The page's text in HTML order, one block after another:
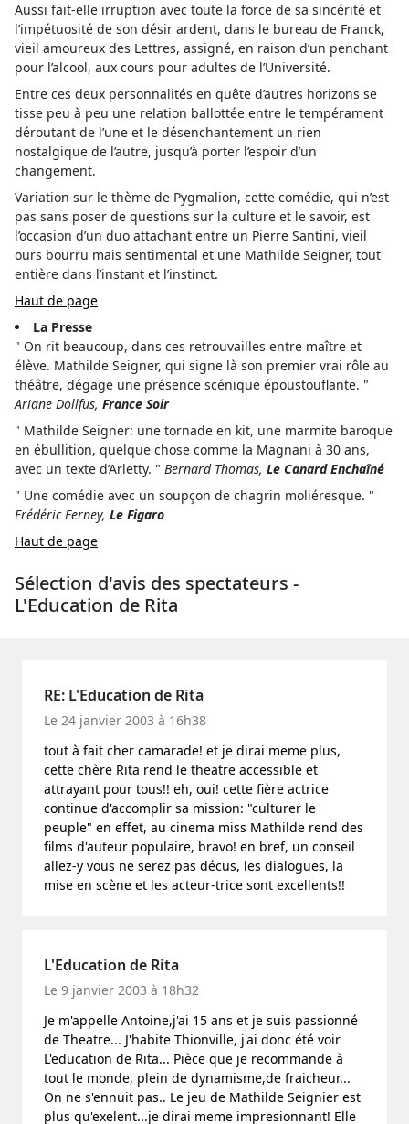
Aussi fait-elle irruption avec toute la force de sa sincérité et
l’impétuosité de son désir ardent, dans le bureau de Franck,
vieil amoureux des Lettres, assigné, en raison d’un penchant
pour l’alcool, aux cours pour adultes de l’Université.
Entre ces deux personnalités en quête d’autres horizons se
tisse peu à peu une relation ballottée entre le tempérament
déroutant de l’une et le désenchantement un rien
nostalgique de l’autre, jusqu’à porter l’espoir d’un
changement.
Variation sur le thème de Pygmalion, cette comédie, qui n’est
pas sans poser de questions sur la culture et le savoir, est
l’occasion d’un duo attachant entre un Pierre Santini, vieil
ours bourru mais sentimental et une Mathilde Seigner, tout
entière dans l’instant et l’instinct.
Haut de page
La Presse
" On rit beaucoup, dans ces retrouvailles entre maître et
élève. Mathilde Seigner, qui signe là son premier vrai rôle au
théâtre, dégage une présence scénique époustouflante. "
Ariane Dollfus, France Soir
" Mathilde Seigner: une tornade en kit, une marmite baroque
en ébullition, quelque chose comme la Magnani à 30 ans,
avec un texte d’Arletty. " Bernard Thomas, Le Canard Enchaîné
" Une comédie avec un soupçon de chagrin moliéresque. "
Frédéric Ferney, Le Figaro
Haut de page
Sélection d'avis des spectateurs -
L'Education de Rita
RE: L'Education de Rita
Le 24 janvier 2003 à 16h38
tout à fait cher camarade! et je dirai meme plus,
cette chère Rita rend le theatre accessible et
attrayant pour tous!! eh, oui! cette fière actrice
continue d'accomplir sa mission: "culturer le
peuple" en effet, au cinema miss Mathilde rend des
films d'auteur populaire, bravo! en bref, un conseil
allez-y vous ne serez pas décus, les dialogues, la
mise en scène et les acteur-trice sont excellents!!
L'Education de Rita
Le 9 janvier 2003 à 18h32
Je m'appelle Antoine,j'ai 15 ans et je suis passionné
de Theatre... J'habite Thionville, j'ai donc été voir
L'education de Rita... Pièce que je recommande à
tout le monde, plein de dynamisme,de fraicheur...
On ne s'ennuit pas.. Le jeu de Mathilde Seignier est
plus qu'exelent...je dirai meme impresionnant! Elle